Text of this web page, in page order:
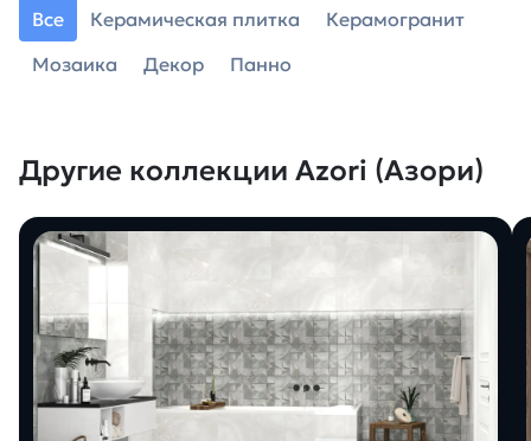
Все Керамическая плитка
Керамогранит
Мозаика
Декор Панно
Другие коллекции Azori (Азори)